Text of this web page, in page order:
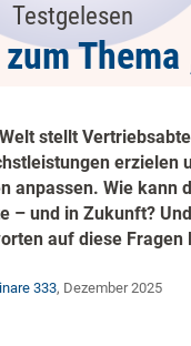
Testgelesen
Thema
stellt
erzielen
anpassen. Wie kann
– und in Zukunft?
auf diese Fragen
333, Dezember 2025